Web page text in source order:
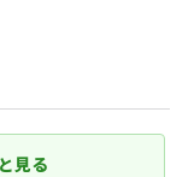
見る